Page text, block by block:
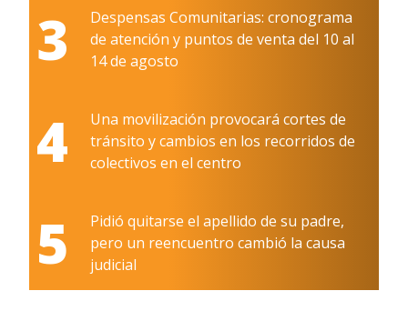
3
Despensas Comunitarias: cronograma
de atención y puntos de venta del 10 al
14 de agosto
4
Una movilización provocará cortes de
tránsito y cambios en los recorridos de
colectivos en el centro
5
Pidió quitarse el apellido de su padre,
pero un reencuentro cambió la causa
judicial